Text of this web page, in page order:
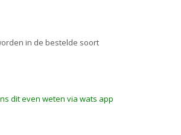
in de bestelde soort
dit even weten via wats app